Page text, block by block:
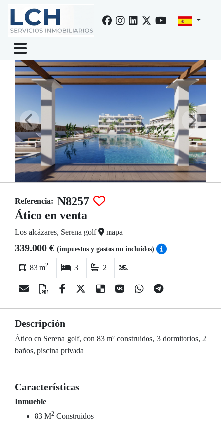
Referencia: N8257
Ático en venta
Los alcázares, Serena golf mapa
339.000 € (impuestos y gastos no incluídos)
83 m2 3 2
Descripción
Ático en Serena golf, con 83 m² construidos, 3 dormitorios, 2
baños, piscina privada
Características
Inmueble
83 M2 Construidos